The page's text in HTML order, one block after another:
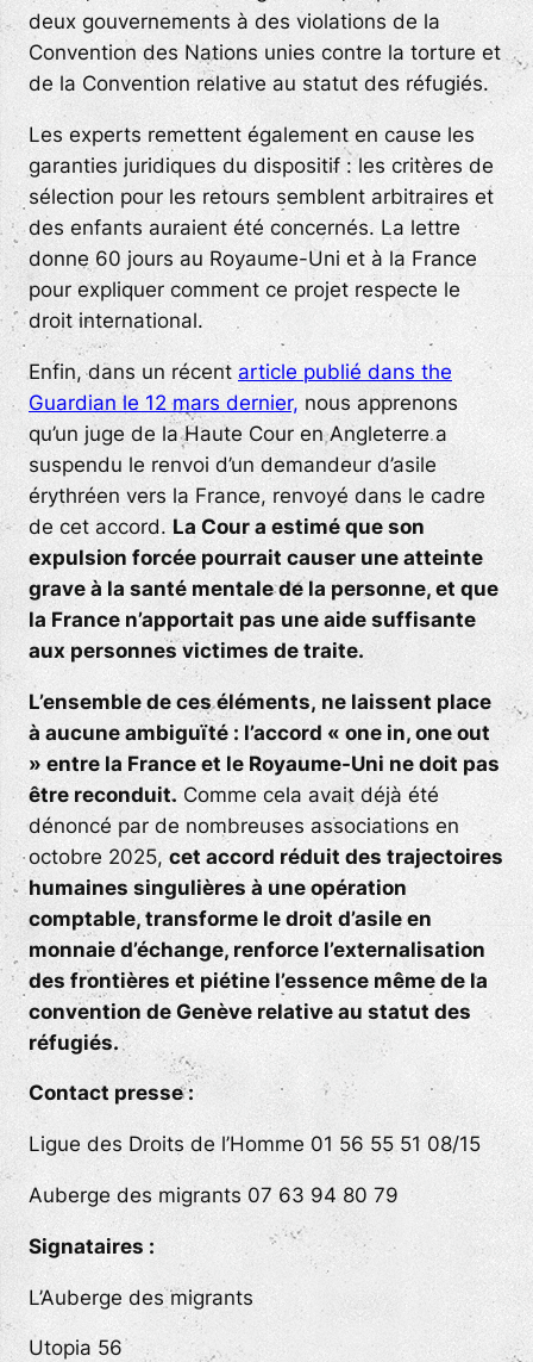
deux gouvernements à des violations de la
Convention des Nations unies contre la torture et
de la Convention relative au statut des réfugiés.
Les experts remettent également en cause les
garanties juridiques du dispositif : les critères de
sélection pour les retours semblent arbitraires et
des enfants auraient été concernés. La lettre
donne 60 jours au Royaume-Uni et à la France
pour expliquer comment ce projet respecte le
droit international.
Enfin, dans un récent article publié dans the
Guardian le 12 mars dernier, nous apprenons
qu’un juge de la Haute Cour en Angleterre a
suspendu le renvoi d’un demandeur d’asile
érythréen vers la France, renvoyé dans le cadre
de cet accord.La Cour a estimé que son
expulsion forcée pourrait causer une atteinte
grave à la santé mentale de la personne, et que
la France n’apportait pas une aide suffisante
aux personnes victimes de traite.
L’ensemble de ces éléments, ne laissent place
à aucune ambiguïté : l’accord « one in, one out
» entre la France et le Royaume-Uni ne doit pas
être reconduit. Comme cela avait déjà été
dénoncé par de nombreuses associations en
octobre 2025, cet accord réduit des trajectoires
humaines singulières à une opération
comptable, transforme le droit d’asile en
monnaie d’échange, renforce l’externalisation
des frontières et piétine l’essence même de la
convention de Genève relative au statut des
réfugiés.
Contact presse :
Ligue des Droits de l’Homme 01 56 55 51 08/15
Auberge des migrants07 63 94 80 79
Signataires :
L’Auberge des migrants
Utopia 56